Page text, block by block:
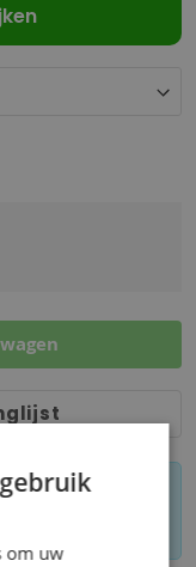
kan niet
om uw